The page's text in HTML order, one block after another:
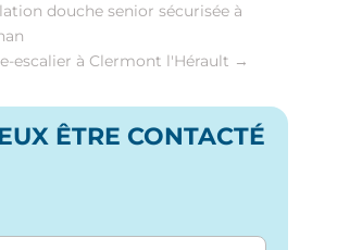
douche senior sécurisée à
escalier à Clermont l'Hérault →
ÊTRE CONTACTÉ